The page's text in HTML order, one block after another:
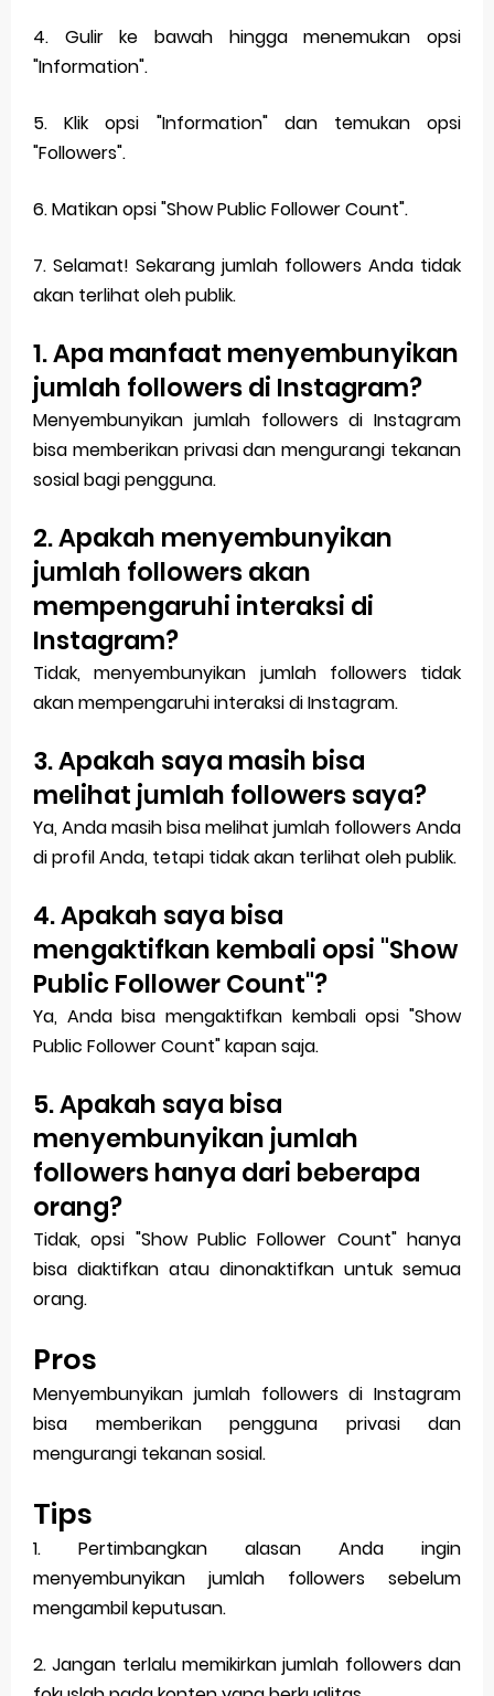
4. Gulir ke bawah hingga menemukan opsi
"Information".
5. Klik opsi "Information" dan temukan opsi
"Followers".
6. Matikan opsi "Show Public Follower Count".
7. Selamat! Sekarang jumlah followers Anda tidak
akan terlihat oleh publik.
1. Apa manfaat menyembunyikan
jumlah followers di Instagram?
Menyembunyikan jumlah followers di Instagram
bisa memberikan privasi dan mengurangi tekanan
sosial bagi pengguna.
2. Apakah menyembunyikan
jumlah followers akan
mempengaruhi interaksi di
Instagram?
Tidak, menyembunyikan jumlah followers tidak
akan mempengaruhi interaksi di Instagram.
3. Apakah saya masih bisa
melihat jumlah followers saya?
Ya, Anda masih bisa melihat jumlah followers Anda
di profil Anda, tetapi tidak akan terlihat oleh publik.
4. Apakah saya bisa
mengaktifkan kembali opsi "Show
Public Follower Count"?
Ya, Anda bisa mengaktifkan kembali opsi "Show
Public Follower Count" kapan saja.
5. Apakah saya bisa
menyembunyikan jumlah
followers hanya dari beberapa
orang?
Tidak, opsi "Show Public Follower Count" hanya
bisa diaktifkan atau dinonaktifkan untuk semua
orang.
Pros
Menyembunyikan jumlah followers di Instagram
bisa memberikan pengguna privasi dan
mengurangi tekanan sosial.
Tips
1. Pertimbangkan alasan Anda ingin
menyembunyikan jumlah followers sebelum
mengambil keputusan.
2. Jangan terlalu memikirkan jumlah followers dan